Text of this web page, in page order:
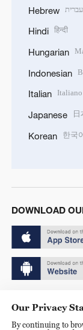
Hebrew עברית
Hindi हिन्दी
Hungarian
Indonesian
Italian Italiano
Japanese
Korean 한국
DOWNLOAD
京ICP备20000184号
Our Privacy
By continuing to